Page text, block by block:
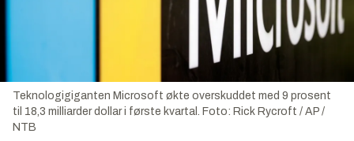
Teknologigiganten Microsoft økte overskuddet med 9 prosent
til 18,3 milliarder dollar i første kvartal.
Foto: Rick Rycroft / AP /
NTB